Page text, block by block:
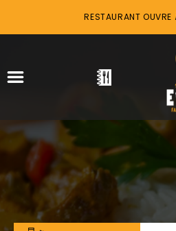
RESTAURANT OUVRE
ACCUEIL
LA CARTE
VOTRE COMPTE